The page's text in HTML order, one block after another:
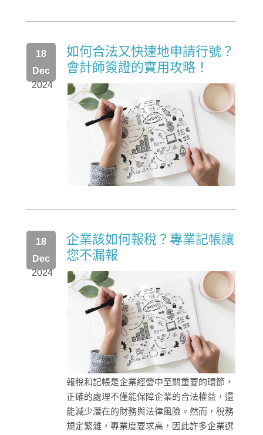
2024
18
Dec
如何合法又快速地申請行號？
會計師簽證的實用攻略！
2024
18
Dec
企業該如何報稅？專業記帳讓
您不漏報
報稅和記帳是企業經營中至關重要的環節，
正確的處理不僅能保障企業的合法權益，還
能減少潛在的財務與法律風險。然而，稅務
規定繁雜，專業度要求高，因此許多企業選